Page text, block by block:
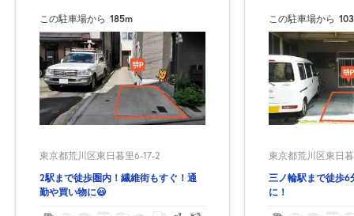
この駐車場から 185m
東京都荒川区東日暮里6-17-2
2駅まで徒歩圏内！繊維街もすぐ！通
勤や買い物に😃
この駐車場から
東京都荒川区東日
三ノ輪駅まで徒歩6
に！